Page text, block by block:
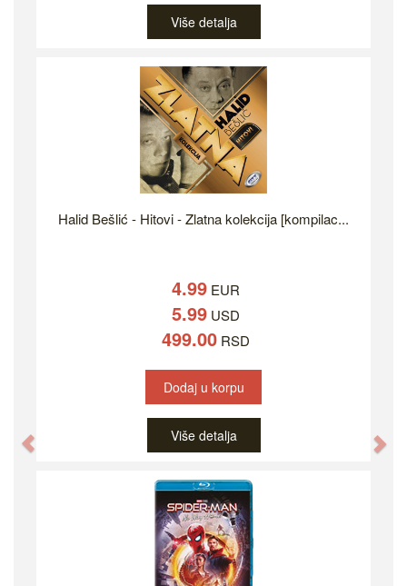
Više detalja
Halid Bešlić - Hitovi - Zlatna kolekcija [kompilac...
4.99 EUR
5.99 USD
499.00 RSD
Dodaj u korpu
Više detalja